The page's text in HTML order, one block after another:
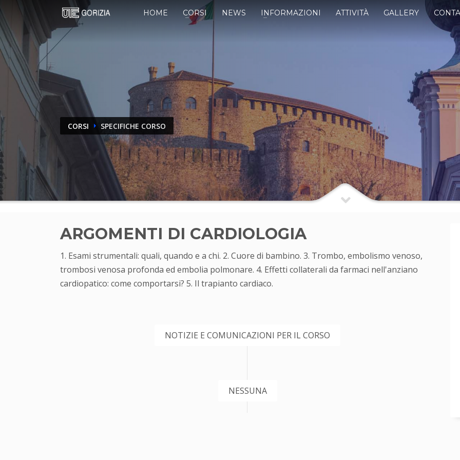
HOME CORSI NEWS INFORMAZIONI ATTIVITÀ GALLERY
CORSI SPECIFICHE CORSO
ARGOMENTI DI CARDIOLOGIA
1. Esami strumentali: quali, quando e a chi. 2. Cuore di bambino. 3. Trombo, embolismo venoso,
trombosi venosa profonda ed embolia polmonare. 4. Effetti collaterali da farmaci nell'anziano
cardiopatico: come comportarsi? 5. Il trapianto cardiaco.
NOTIZIE E COMUNICAZIONI PER IL CORSO
NESSUNA